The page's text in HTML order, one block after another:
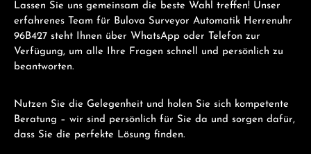
Lassen Sie uns gemeinsam die beste Wahl treffen! Unser
erfahrenes Team für Bulova Surveyor Automatik Herrenuhr
96B427 steht Ihnen über WhatsApp oder Telefon zur
Verfügung, um alle Ihre Fragen schnell und persönlich zu
beantworten.
Nutzen Sie die Gelegenheit und holen Sie sich kompetente
Beratung – wir sind persönlich für Sie da und sorgen dafür,
dass Sie die perfekte Lösung finden.